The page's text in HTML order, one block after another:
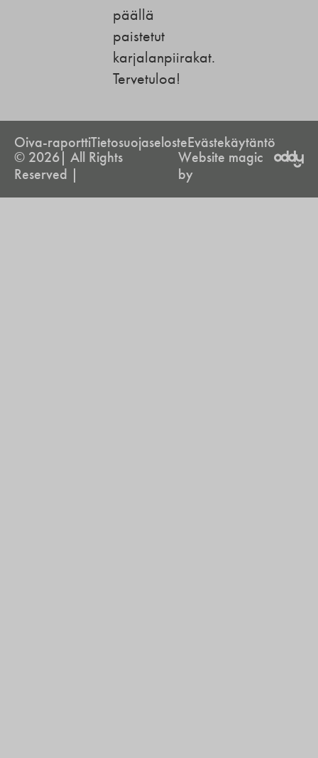
päällä
paistetut
karjalanpiirakat.
Tervetuloa!
Oiva-raporttiTietosuojaselosteEvästekäytäntö
© 2026| All Rights
Reserved |
Website magic
by